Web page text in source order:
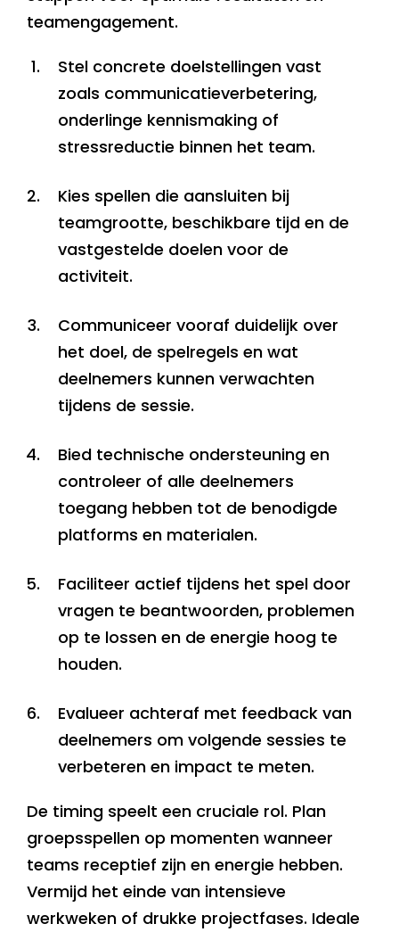
teamengagement.
Stel concrete doelstellingen vast
zoals communicatieverbetering,
onderlinge kennismaking of
stressreductie binnen het team.
Kies spellen die aansluiten bij
teamgrootte, beschikbare tijd en de
vastgestelde doelen voor de
activiteit.
Communiceer vooraf duidelijk over
het doel, de spelregels en wat
deelnemers kunnen verwachten
tijdens de sessie.
Bied technische ondersteuning en
controleer of alle deelnemers
toegang hebben tot de benodigde
platforms en materialen.
Faciliteer actief tijdens het spel door
vragen te beantwoorden, problemen
op te lossen en de energie hoog te
houden.
Evalueer achteraf met feedback van
deelnemers om volgende sessies te
verbeteren en impact te meten.
De timing speelt een cruciale rol. Plan
groepsspellen op momenten wanneer
teams receptief zijn en energie hebben.
Vermijd het einde van intensieve
werkweken of drukke projectfases. Ideale